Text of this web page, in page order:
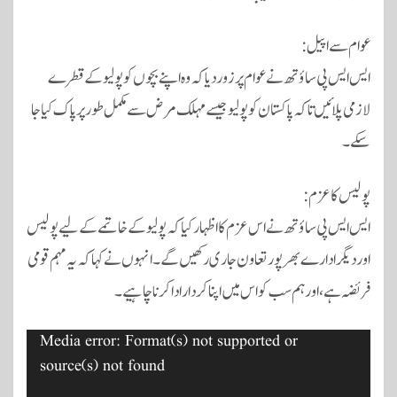
عوام سے اپیل:
ایس ایس پی ساؤتھ نے عوام پر زور دیا کہ وہ اپنے بچوں کو پولیو کے قطرے
لازمی پلائیں تاکہ پاکستان کو پولیو جیسے مہلک مرض سے مکمل طور پر پاک کیا جا
سکے۔
پولیس کا عزم:
ایس ایس پی ساؤتھ نے اس عزم کا اظہار کیا کہ پولیو کے خاتمے کے لیے پولیس
اور دیگر ادارے بھرپور تعاون جاری رکھیں گے۔ انہوں نے کہا کہ یہ مہم قومی
فریضہ ہے، اور ہم سب کو اس میں اپنا کردار ادا کرنا چاہیے۔
Media error: Format(s) not supported or
source(s) not found